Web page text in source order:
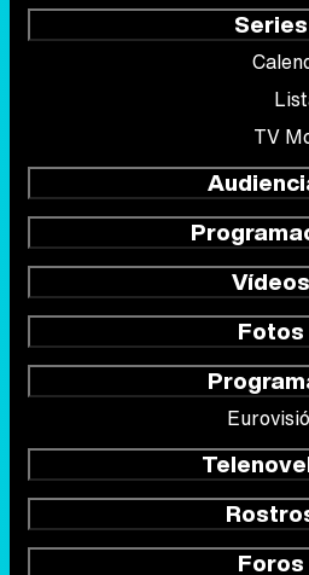
Series
TV
Vídeos
Fotos
Foros